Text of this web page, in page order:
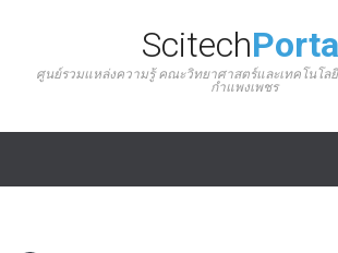
Scitech
ศูนย์รวมแหล่งความรู้ คณะวิทยาศาสตร์และเทคโนโล
กำแพงเพชร